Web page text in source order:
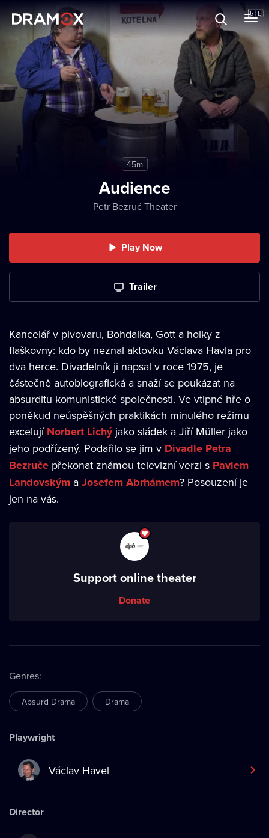
🇬🇧
Vouchers
Register
45m
Audience
Petr Bezruč Theater
Play Now
Trailer
Kancelář v pivovaru, Bohdalka, Gott a holky z
flaškovny: kdo by neznal aktovku Václava Havla pro
dva herce. Divadelník ji napsal v roce 1975, je
částečně autobiografická a snaží se poukázat na
absurditu komunistické společnosti. Ve vtipné hře o
poněkud neúspěšných praktikách minulého režimu
excelujíNorbert Lichýjako sládek a Jiří Müller jako
jeho podřízený. Podařilo se jim v Divadle Petra
Bezruče překonat známou televizní verzi s Pavlem
Landovským a Josefem Abrhámem? Posouzení je
jen na vás.
Support online theater
Donate
Genres:
Absurd Drama Drama
Playwright
Václav Havel
Director